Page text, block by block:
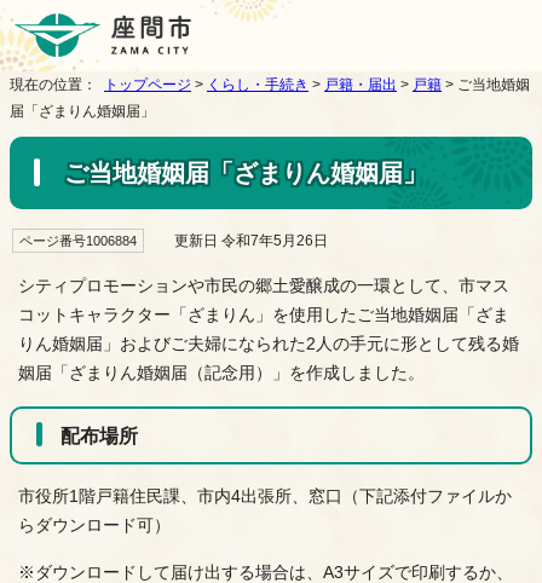
現在の位置： トップページ > くらし・手続き > 戸籍・届出 > 戸籍 > ご当地婚姻
届「ざまりん婚姻届」
ご当地婚姻届「ざまりん婚姻届」
ページ番号1006884 更新日 令和7年5月26日
シティプロモーションや市民の郷土愛醸成の一環として、市マス
コットキャラクター「ざまりん」を使用したご当地婚姻届「ざま
りん婚姻届」およびご夫婦になられた2人の手元に形として残る婚
姻届「ざまりん婚姻届（記念用）」を作成しました。
配布場所
市役所1階戸籍住民課、市内4出張所、窓口（下記添付ファイルか
らダウンロード可）
※ダウンロードして届け出する場合は、A3サイズで印刷するか、